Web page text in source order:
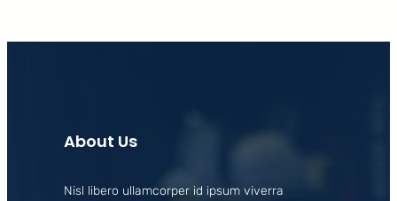
About Us
Nisl libero ullamcorper id ipsum viverra